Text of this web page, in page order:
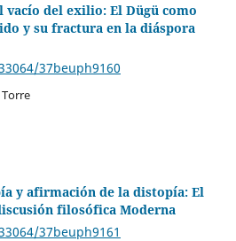
vacío del exilio: El Dügü como
y su fractura en la diáspora
37beuph9160
y afirmación de la distopía: El
filosófica Moderna
37beuph9161